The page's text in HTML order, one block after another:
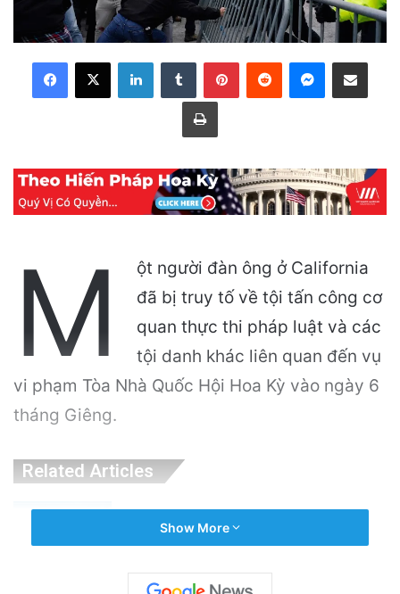
LinkedInTumblr PinterestReddit Messenger
Share via Email
Print
M
ột người đàn ông ở California
đã bị truy tố về tội tấn công cơ
quan thực thi pháp luật và các
tội danh khác liên quan đến vụ
vi phạm Tòa Nhà Quốc Hội Hoa Kỳ vào ngày 6
tháng Giêng.
Related Articles
đặc biệt cho trẻ em neurodivergent
51 minutes ago
Show More